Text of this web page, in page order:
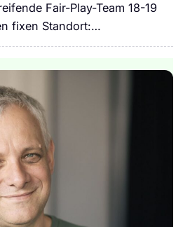
Fair-Play-Team 18-19
fixen Standort:…